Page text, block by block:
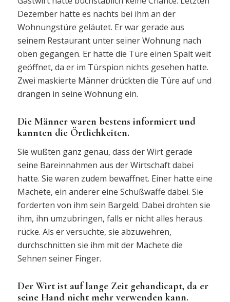
Dezember hatte es nachts bei ihm an der
Wohnungstüre geläutet. Er war gerade aus
seinem Restaurant unter seiner Wohnung nach
oben gegangen. Er hatte die Türe einen Spalt weit
geöffnet, da er im Türspion nichts gesehen hatte.
Zwei maskierte Männer drückten die Türe auf und
drangen in seine Wohnung ein.
Die Männer waren bestens informiert und
kannten die Örtlichkeiten.
Sie wußten ganz genau, dass der Wirt gerade
seine Bareinnahmen aus der Wirtschaft dabei
hatte. Sie waren zudem bewaffnet. Einer hatte eine
Machete, ein anderer eine Schußwaffe dabei. Sie
forderten von ihm sein Bargeld. Dabei drohten sie
ihm, ihn umzubringen, falls er nicht alles heraus
rücke. Als er versuchte, sie abzuwehren,
durchschnitten sie ihm mit der Machete die
Sehnen seiner Finger.
Der Wirt ist auf lange Zeit gehandicapt, da er
seine Hand nicht mehr verwenden kann.